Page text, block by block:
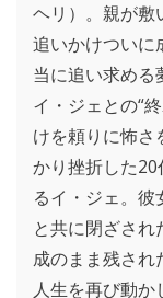
ヘリ）。親が敷
追いかけついに
当に追い求める
イ・ジェとの“
けを頼りに怖さ
かり挫折した
るイ・ジェ。
と共に閉ざされ
成のまま残され
人生を再び動か